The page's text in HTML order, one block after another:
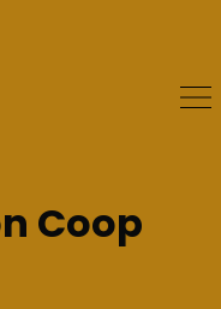
Coop